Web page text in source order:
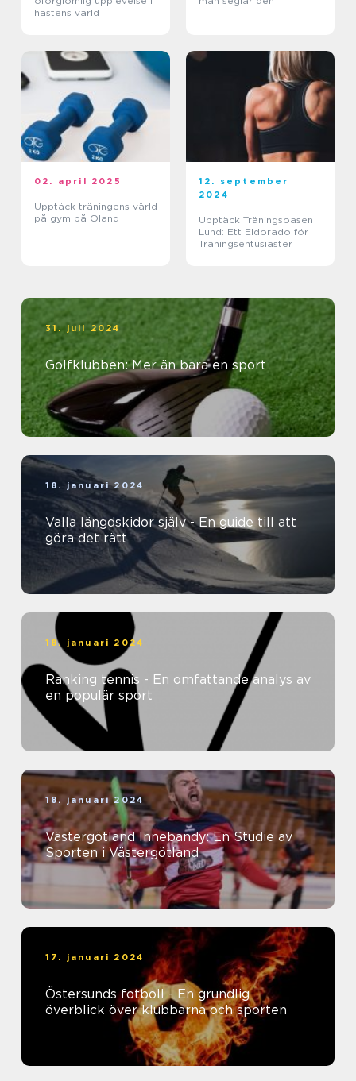
hästens värld
02. april 2025
Upptäck träningens värld
på gym på Öland
12. september
2024
Upptäck Träningsoasen
Lund: Ett Eldorado för
Träningsentusiaster
31. juli 2024
Golfklubben: Mer än bara en sport
18. januari 2024
Valla längdskidor själv - En guide till att
göra det rätt
18. januari 2024
Ranking tennis - En omfattande analys av
en populär sport
18. januari 2024
Västergötland Innebandy: En Studie av
Sporten i Västergötland
17. januari 2024
Östersunds fotboll - En grundlig
överblick över klubbarna och sporten